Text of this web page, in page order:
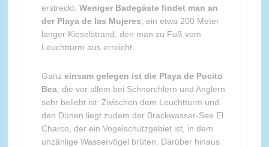
erstreckt. Weniger Badegäste findet man an
der Playa de las Mujeres , ein etwa 200 Meter
langer Kieselstrand, den man zu Fuß vom
Leuchtturm aus erreicht.
Ganz einsam gelegen ist die Playa de Pocito
Bea, die vor allem bei Schnorchlern und Anglern
sehr beliebt ist. Zwischen dem Leuchtturm und
den Dünen liegt zudem der Brackwasser-See El
Charco, der ein Vogelschutzgebiet ist, in dem
unzählige Wasservögel brüten. Darüber hinaus